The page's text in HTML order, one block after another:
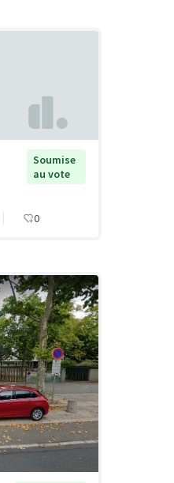
Soumise
au vote
0